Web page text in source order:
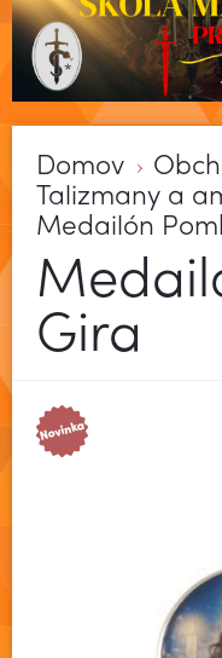
Domov
Talizmany a
Medailón
Gira